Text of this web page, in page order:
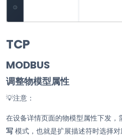
TCP
MODBUS
调整物模型属性
💡注意：
在设备详情页面的物模型属性下发，
写 模式，也就是扩展描述符时选择对